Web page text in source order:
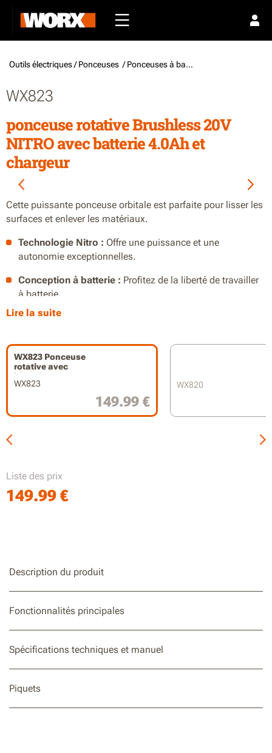
Outils électriques /Ponceuses / Ponceuses à batterie
WX823
ponceuse rotative Brushless 20V
NITRO avec batterie 4.0Ah et
chargeur
Cette puissante ponceuse orbitale est parfaite pour lisser les
surfaces et enlever les matériaux.
Technologie Nitro : Offre une puissance et une
autonomie exceptionnelles.
Conception à batterie : Profitez de la liberté de travailler
à batterie.
Contrôle de la vitesse variable :
Orifice de dépoussiérage :
espace de travail propre.
Lire la suite
WX823 Ponceuse
rotative avec
batterie
WX823
149.99 €
WX820
Liste des prix
149.99 €
Description du produit
Fonctionnalités principales
Spécifications techniques et manuel
Piquets